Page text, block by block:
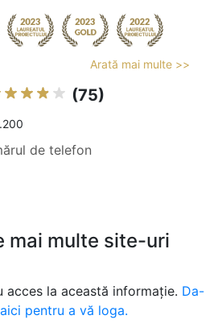
Arată mai multe >>
(75)
de telefon
mai multe site-uri
acces la această informație. Da-
pentru a vă loga.